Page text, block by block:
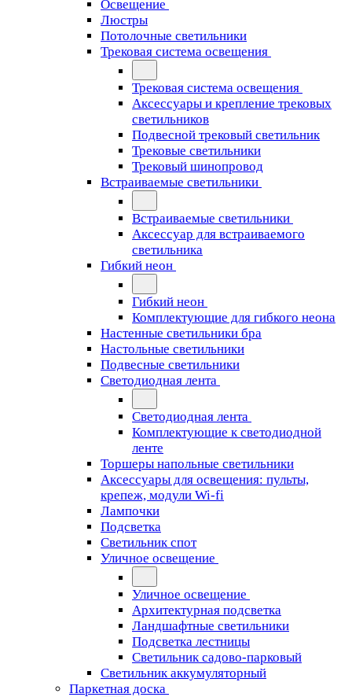
Освещение
Люстры
Потолочные светильники
Трековая система освещения
Трековая система освещения
Аксессуары и крепление трековых
светильников
Подвесной трековый светильник
Трековые светильники
Трековый шинопровод
Встраиваемые светильники
Встраиваемые светильники
Аксессуар для встраиваемого
светильника
Гибкий неон
Гибкий неон
Комплектующие для гибкого неона
Настенные светильники бра
Настольные светильники
Подвесные светильники
Светодиодная лента
Светодиодная лента
Комплектующие к светодиодной
ленте
Торшеры напольные светильники
Аксессуары для освещения: пульты,
крепеж, модули Wi-fi
Лампочки
Подсветка
Светильник спот
Уличное освещение
Уличное освещение
Архитектурная подсветка
Ландшафтные светильники
Подсветка лестницы
Светильник садово-парковый
Светильник аккумуляторный
Паркетная доска